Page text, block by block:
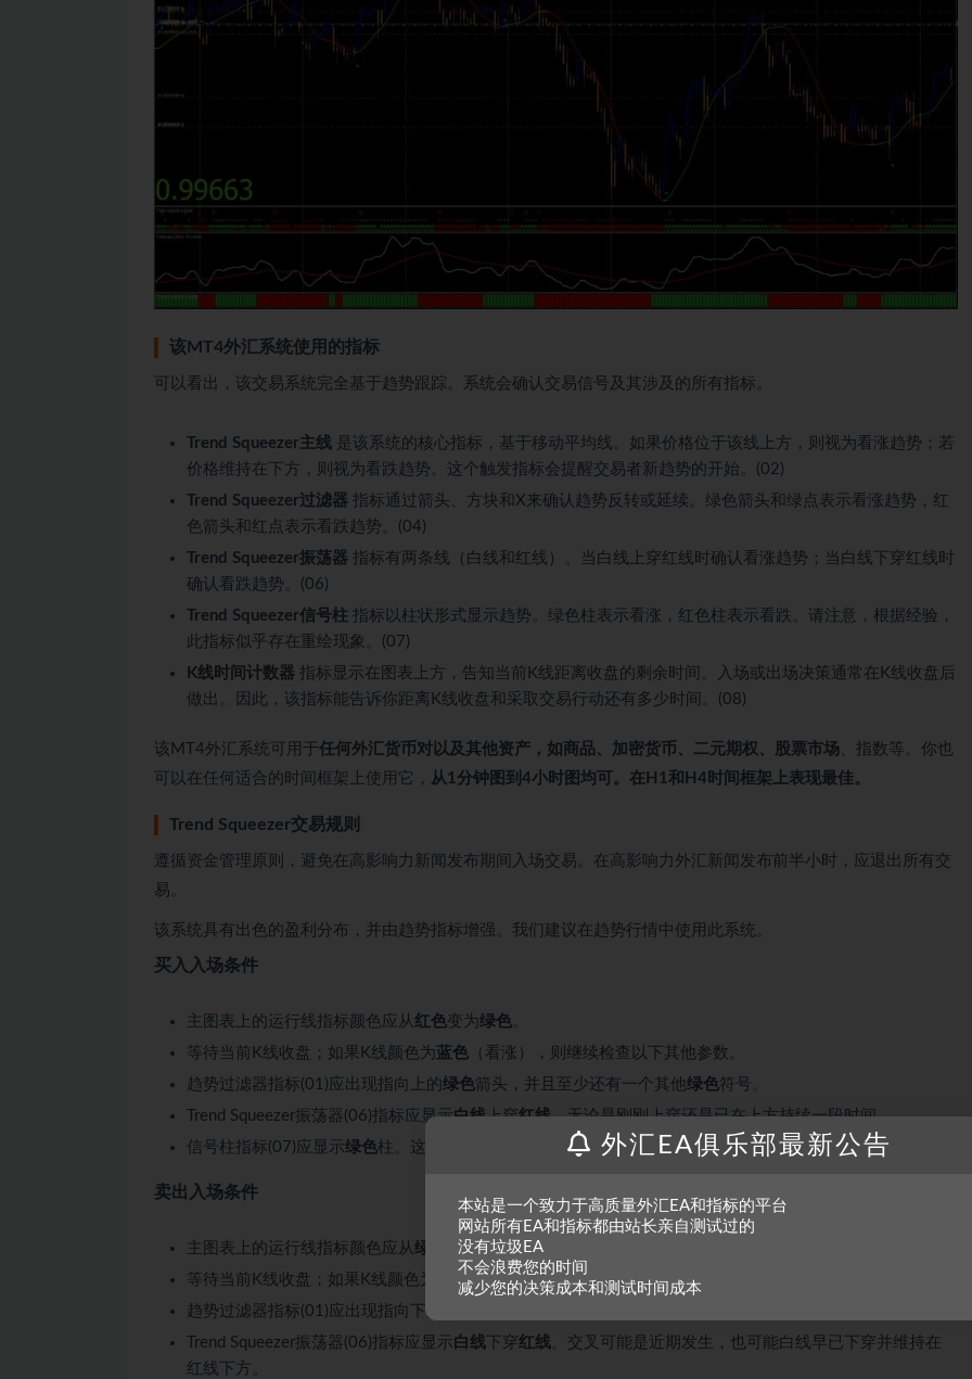
该MT4外汇系统使用的指标
可以看出，该交易系统完全基于趋势跟踪。系统会确认交易信号及其涉及的所有指标。
Trend Squeezer主线 是该系统的核心指标，基于移动平均线。如果价格位于该线上方，则视为看涨趋势；若
价格维持在下方，则视为看跌趋势。这个触发指标会提醒交易者新趋势的开始。(02)
Trend Squeezer过滤器 指标通过箭头、方块和X来确认趋势反转或延续。绿色箭头和绿点表示看涨趋势，红
色箭头和红点表示看跌趋势。(04)
Trend Squeezer振荡器 指标有两条线（白线和红线）。当白线上穿红线时确认看涨趋势；当白线下穿红线时
确认看跌趋势。(06)
Trend Squeezer信号柱 指标以柱状形式显示趋势。绿色柱表示看涨，红色柱表示看跌。请注意，根据经验，
此指标似乎存在重绘现象。(07)
K线时间计数器 指标显示在图表上方，告知当前K线距离收盘的剩余时间。入场或出场决策通常在K线收盘后
做出。因此，该指标能告诉你距离K线收盘和采取交易行动还有多少时间。(08)
该MT4外汇系统可用于任何外汇货币对以及其他资产，如商品、加密货币、二元期权、股票市场 、指数等。你也
可以在任何适合的时间框架上使用它， 从1分钟图到4小时图均可。在H1和H4时间框架上表现最佳。
Trend Squeezer交易规则
遵循资金管理原则，避免在高影响力新闻发布期间入场交易。在高影响力外汇新闻发布前半小时，应退出所有交
易。
该系统具有出色的盈利分布，并由趋势指标增强。我们建议在趋势行情中使用此系统。
买入 入场条件
主图表上的运行线指标颜色应从红色变为绿色
等待当前K线收盘；如果K线颜色为 蓝色 （看涨），则继续检查以下其他参数。
趋势过滤器指标(01)应出现指向上的 绿色箭头，并且至少还有一个其他绿色符号。
Trend Squeezer振荡器(06)指标应显示白线上穿红线，无论是刚刚上穿还是已在上方持续一段时间。
信号柱指标(07)应显示绿色柱。这是最终确认信号。
卖出入场条件
主图表上的运行线指标颜色应从绿色 变为红色。
等待当前K线收盘；如果K线颜色为
红色（看跌），则可以继续检查以下其他参数。
趋势过滤器指标(01)应出现指向下的
Trend Squeezer振荡器(06)指标应显示 白线 下穿红线 。交叉可能是近期发生，也可能白线早已下穿并维持在
红线下方。
外汇EA俱乐部最新公告
本站是一个致力于高质量外汇EA和指标的平台
网站所有EA和指标都由站长亲自测试过的
没有垃圾EA
不会浪费您的时间
减少您的决策成本和测试时间成本